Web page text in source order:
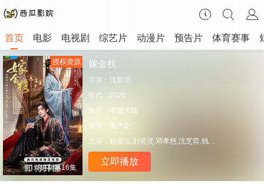
首页 电影 电视剧 综艺片 动漫片 预告片 体育赛事
更新第16集
授权资源 嫁金枝
导演： 沈新玥
年代： 2026
地区： 中国大陆
类型： 国产剧
主演： 郑湫泓,刘奕灵,邓孝慈,沈芝弈,钱可儿,崔旭宇,程放
立即播放